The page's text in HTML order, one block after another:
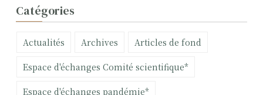
h
Catégories
Actualités Archives Articles de fond
Espace d'échanges Comité scientifique*
Espace d'échanges pandémie*